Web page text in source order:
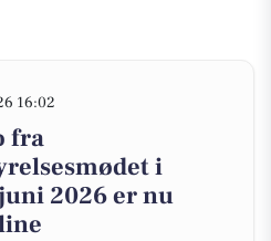
16:02
fra
i
2026 er nu